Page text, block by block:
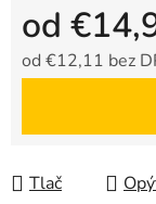
od
od €12,11 bez
Tlač